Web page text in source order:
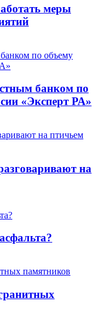
меры
банком по
«Эксперт РА»
на